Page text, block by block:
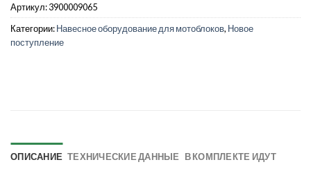
Артикул:3900009065
Категории:Навесное оборудование для мотоблоков, Новое
поступление
ОПИСАНИЕ ТЕХНИЧЕСКИЕ ДАННЫЕ В КОМПЛЕКТЕ ИДУТ